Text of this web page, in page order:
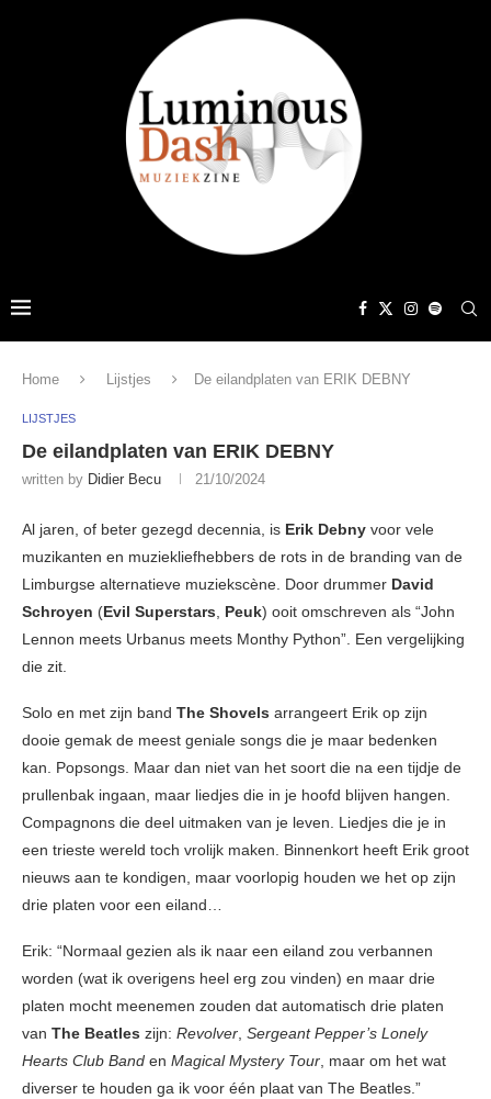
Home Lijstjes De eilandplaten van ERIK DEBNY
LIJSTJES
De eilandplaten van ERIK DEBNY
written by Didier Becu 21/10/2024
Al jaren, of beter gezegd decennia, is Erik Debny voor vele
muzikanten en muziekliefhebbers de rots in de branding van de
Limburgse alternatieve muziekscène. Door drummer David
Schroyen (Evil Superstars, Peuk) ooit omschreven als “John
Lennon meets Urbanus meets Monthy Python”. Een vergelijking
die zit.
Solo en met zijn band The Shovels arrangeert Erik op zijn
dooie gemak de meest geniale songs die je maar bedenken
kan. Popsongs. Maar dan niet van het soort die na een tijdje de
prullenbak ingaan, maar liedjes die in je hoofd blijven hangen.
Compagnons die deel uitmaken van je leven. Liedjes die je in
een trieste wereld toch vrolijk maken. Binnenkort heeft Erik groot
nieuws aan te kondigen, maar voorlopig houden we het op zijn
drie platen voor een eiland…
Erik: “Normaal gezien als ik naar een eiland zou verbannen
worden (wat ik overigens heel erg zou vinden) en maar drie
platen mocht meenemen zouden dat automatisch drie platen
van The Beatles zijn: Revolver, Sergeant Pepper’s Lonely
Hearts Club Band en Magical Mystery Tour, maar om het wat
diverser te houden ga ik voor één plaat van The Beatles.”